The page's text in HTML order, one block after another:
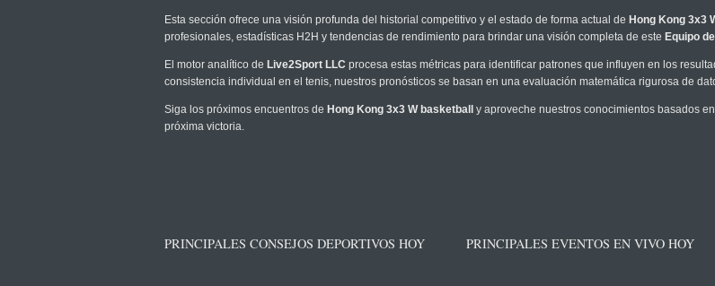
Esta sección ofrece una visión profunda del historial competitivo y el estado de forma actual de Hong Kong 3x3
profesionales, estadísticas H2H y tendencias de rendimiento para brindar una visión completa de este Equipo
El motor analítico de Live2Sport LLC procesa estas métricas para identificar patrones que influyen en los
consistencia individual en el tenis, nuestros pronósticos se basan en una evaluación matemática rigurosa de
Siga los próximos encuentros de Hong Kong 3x3 W basketball
y aproveche nuestros conocimientos basados
próxima victoria.
PRINCIPALES CONSEJOS DEPORTIVOS HOY PRINCIPALES EVENTOS EN VIVO HOY